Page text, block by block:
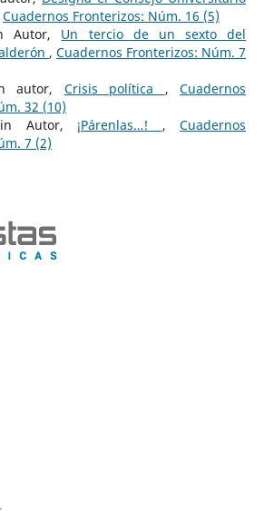
Cuadernos Fronterizos: Núm. 16 (5)
Autor, Un tercio de un sexto del
,Cuadernos Fronterizos: Núm. 7
autor, Crisis política ,Cuadernos
32 (10)
Autor, ¡Párenlas…! ,Cuadernos
7 (2)